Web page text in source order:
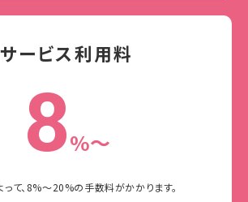
サービス利用料
8%〜
て、8%〜20%の手数料がかかります。